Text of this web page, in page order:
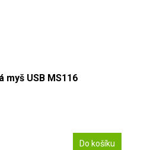
myš USB MS116
Do košíku